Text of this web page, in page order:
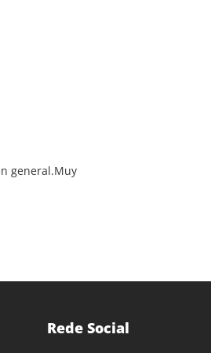
general.Muy
Rede Social